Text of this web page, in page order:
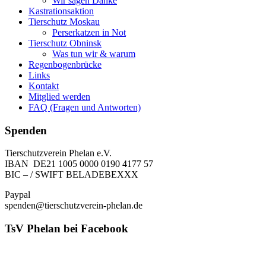
Kastrationsaktion
Tierschutz Moskau
Perserkatzen in Not
Tierschutz Obninsk
Was tun wir & warum
Regenbogenbrücke
Links
Kontakt
Mitglied werden
FAQ (Fragen und Antworten)
Spenden
Tierschutzverein Phelan e.V.
IBAN DE21 1005 0000 0190 4177 57
BIC – / SWIFT BELADEBEXXX
Paypal
spenden@tierschutzverein-phelan.de
TsV Phelan bei Facebook